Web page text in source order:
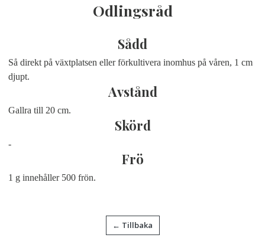
Odlingsråd
Sådd
Så direkt på växtplatsen eller förkultivera inomhus på våren, 1 cm
djupt.
Avstånd
Gallra till 20 cm.
Skörd
-
Frö
1 g innehåller 500 frön.
← Tillbaka